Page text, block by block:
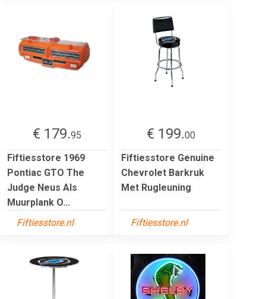
€ 179.95
Fiftiesstore 1969
Pontiac GTO The
Judge Neus Als
Muurplank O...
Fiftiesstore.nl
€ 199.00
Fiftiesstore Genuine
Chevrolet Barkruk
Met Rugleuning
Fiftiesstore.nl